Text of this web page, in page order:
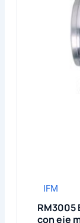
IFM
RM3005
con eje